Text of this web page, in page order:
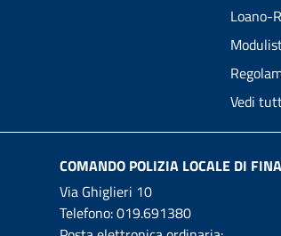
Loano-
Vedi
COMANDO POLIZIA LOCALE DI
Via Ghiglieri 10
Telefono:019.691380